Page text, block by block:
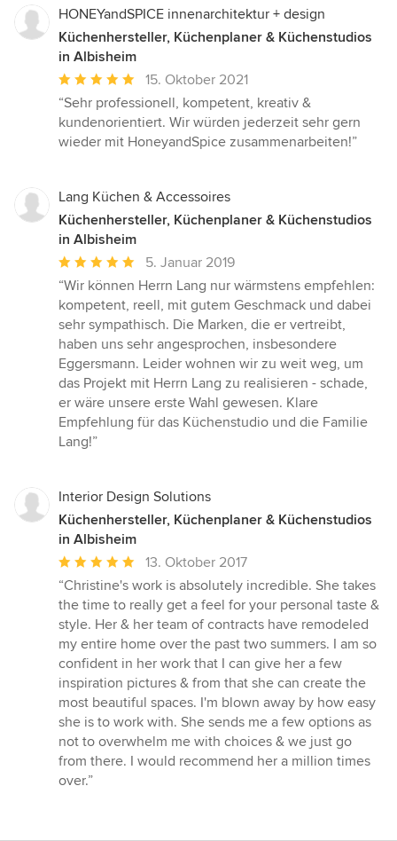
HONEYandSPICE innenarchitektur + design
Küchenhersteller, Küchenplaner & Küchenstudios
in Albisheim
Durchschnittliche
Bewertung:
5
von
15. Oktober 2021
“Sehr professionell, kompetent, kreativ &
kundenorientiert. Wir würden jederzeit sehr gern
wieder mit HoneyandSpice zusammenarbeiten!”
Lang Küchen & Accessoires
Küchenhersteller, Küchenplaner & Küchenstudios
in Albisheim
Durchschnittliche
Bewertung:
5
von
5
Sternen
5. Januar 2019
“Wir können Herrn Lang nur wärmstens empfehlen:
kompetent, reell, mit gutem Geschmack und dabei
sehr sympathisch. Die Marken, die er vertreibt,
haben uns sehr angesprochen, insbesondere
Eggersmann. Leider wohnen wir zu weit weg, um
das Projekt mit Herrn Lang zu realisieren - schade,
er wäre unsere erste Wahl gewesen. Klare
Empfehlung für das Küchenstudio und die Familie
Lang!”
Interior Design Solutions
Küchenhersteller, Küchenplaner & Küchenstudios
in Albisheim
Durchschnittliche
Bewertung:
5
von
5
Sternen
13. Oktober 2017
“Christine's work is absolutely incredible. She takes
the time to really get a feel for your personal taste &
style. Her & her team of contracts have remodeled
my entire home over the past two summers. I am so
confident in her work that I can give her a few
inspiration pictures & from that she can create the
most beautiful spaces. I'm blown away by how easy
she is to work with. She sends me a few options as
not to overwhelm me with choices & we just go
from there. I would recommend her a million times
over.”